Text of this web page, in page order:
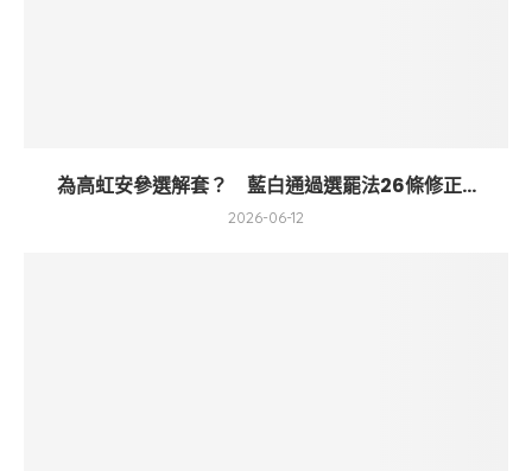
為高虹安參選解套？ 藍白通過選罷法26條修正...
2026-06-12